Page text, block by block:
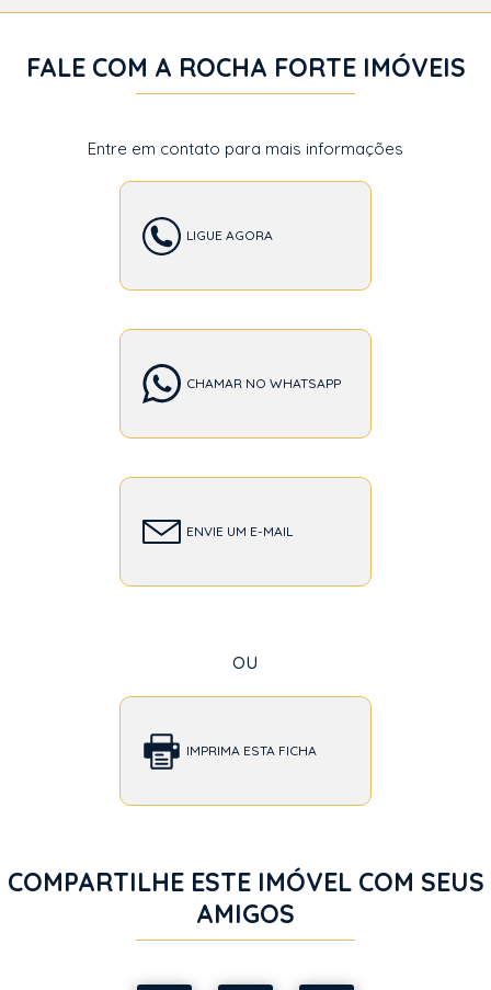
FALE COM A ROCHA FORTE IMÓVEIS
Entre em contato para mais informações
LIGUE AGORA
CHAMAR NO WHATSAPP
ENVIE UM E-MAIL
ou
IMPRIMA ESTA FICHA
COMPARTILHE ESTE IMÓVEL COM SEUS
AMIGOS